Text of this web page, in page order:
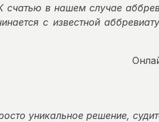
счатью в нашем случае
с известной
уникальное решение,